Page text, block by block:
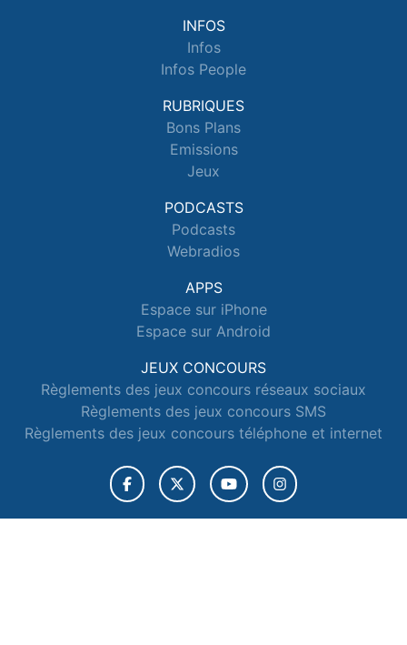
INFOS
Infos
Infos People
RUBRIQUES
Bons Plans
Emissions
Jeux
PODCASTS
Podcasts
Webradios
APPS
Espace sur iPhone
Espace sur Android
JEUX CONCOURS
Règlements des jeux concours réseaux sociaux
Règlements des jeux concours SMS
Règlements des jeux concours téléphone et internet